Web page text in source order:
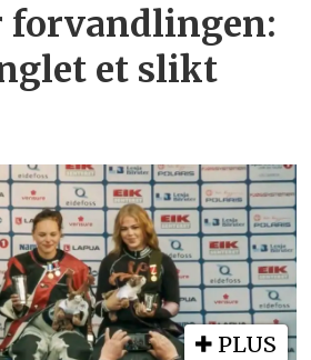
forvandlingen:
et slikt
PLUS